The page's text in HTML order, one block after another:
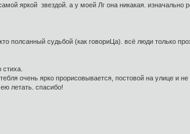
яркой звездой. а у моей Лг она никакая. изначально
полсанный судьбой (как говориЦа). всё люди только
очень ярко прорисовывается, постовой на улице и
летать. спасибо!